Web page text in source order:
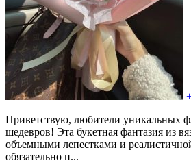
Приветствую, любители уникальных
шедевров! Эта букетная фантазия из
объемными лепестками и
обязательно п...